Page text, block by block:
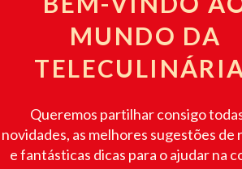
MUNDO DA
Queremos partilhar consigo
novidades, as melhores sugestões de
e fantásticas dicas para o ajudar na